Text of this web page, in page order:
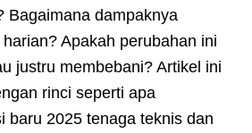
Bagaimana dampaknya
Apakah perubahan ini
justru membebani? Artikel ini
rinci seperti apa
baru 2025 tenaga teknis dan